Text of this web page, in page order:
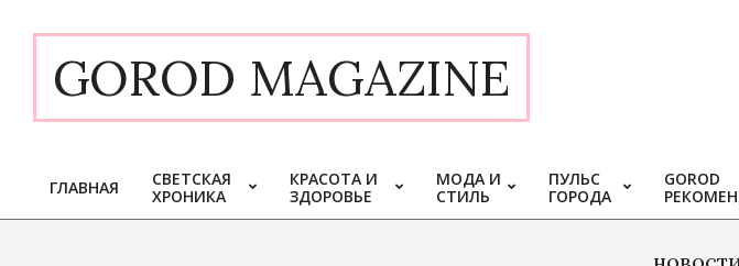
contentGOROD MAGAZINE
Primary
Navigation
ГЛАВНАЯ
СВЕТСКАЯ
ХРОНИКА
КРАСОТА И
ЗДОРОВЬЕ
МОДА И
СТИЛЬ
ПУЛЬС
ГОРОДА
GOROD